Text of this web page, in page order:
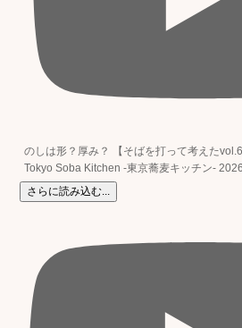
のしは形？厚み？ 【そばを打って考えたvol.6
Tokyo Soba Kitchen -東京蕎麦キッチン-
さらに読み込む...